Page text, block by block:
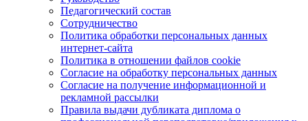
Педагогический состав
Сотрудничество
Политика обработки персональных данных
интернет-сайта
Политика в отношении файлов cookie
Согласие на обработку персональных данных
Согласие на получение информационной и
рекламной рассылки
Правила выдачи дубликата диплома о